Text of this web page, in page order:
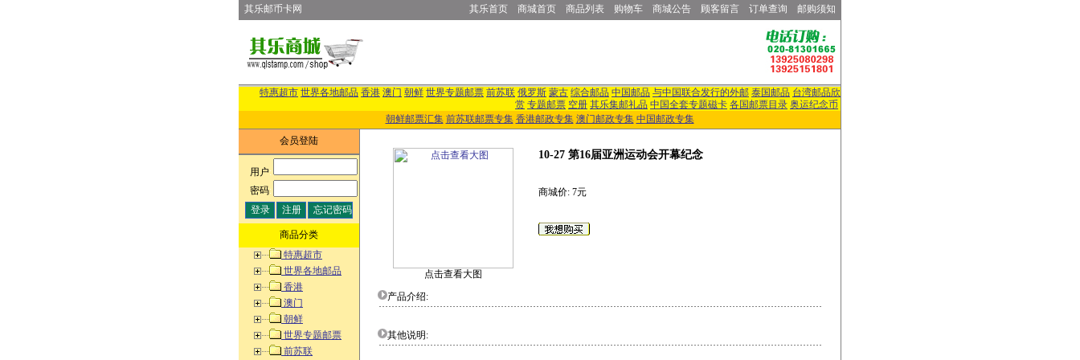
其乐邮币卡网 其乐首页 商城首页 商品列表 购物车 商城公告 顾客留言 订单查询 邮购须知
特惠超市 世界各地邮品 香港 澳门 朝鲜 世界专题邮票 前苏联 俄罗斯 蒙古 综合邮品 中国邮品 与中国联合发行的外邮 泰国邮品 台湾邮品欣
赏 专题邮票 空册 其乐集邮礼品 中国全套专题磁卡 各国邮票目录 奥运纪念币
朝鲜邮票汇集 前苏联邮票专集 香港邮政专集 澳门邮政专集 中国邮政专集
会员登陆
用户:
密码:
商品分类
特惠超市
世界各地邮品
香港
澳门
朝鲜
世界专题邮票
前苏联
点击查看大图
10-27 第16届亚洲运动会开幕纪念
商城价: 7元
产品介绍:
其他说明: